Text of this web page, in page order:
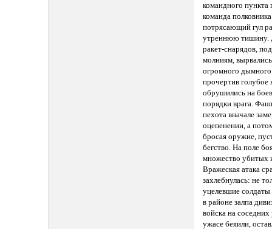
командного пункта
команда
потрясающий гул
утреннюю тишину.
ракет-снарядов,
молниям,
огромного дымного
прочертив голубое
обрушились на
порядки врага.
пехота вначале
оцепенении, а
бросая оружие,
бегство. На поле
множество убитых
Вражеская атака
захлебнулась: не
уцелевшие
в районе залпа
войска на соседних
ужасе беяили,